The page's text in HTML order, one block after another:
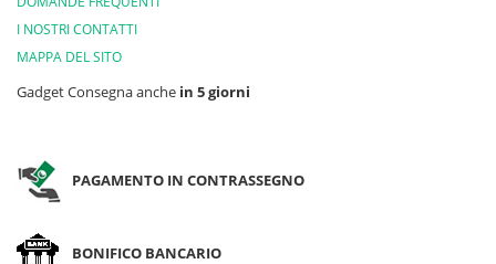
I NOSTRI CONTATTI
MAPPA DEL SITO
Gadget Consegna anche in 5 giorni
PAGAMENTO IN CONTRASSEGNO
BONIFICO BANCARIO